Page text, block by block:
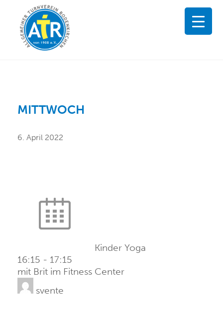
MITTWOCH
6. April 2022
Kinder Yoga
16:15 - 17:15
mit Brit im Fitness Center
svente